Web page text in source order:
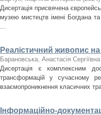
Дисертація присвячена
музею мистецтв імені Богдана
...
Реалістичний живопис на
Барановська, Анастасія Сергіївна
Дисертація є комплексним
трансформацій у сучасному
взаємопроникнення класичних
Інформаційно-